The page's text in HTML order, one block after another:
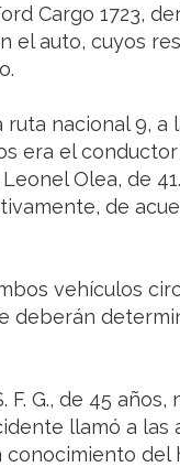
Cargo 1723,
el auto, cuyos
nacional 9, a
era el
Olea, de
de
vehículos
deberán
F. G., de 45
llamó a las
del